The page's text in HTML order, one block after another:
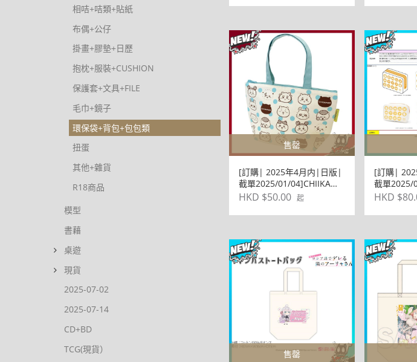
相咭+咭類+貼紙
布偶+公仔
掛畫+膠墊+日歷
抱枕+服裝+CUSHION
保護套+文具+FILE
毛巾+鏡子
環保袋+背包+包包類
扭蛋
其他+雜貨
R18商品
模型
書藉
桌遊
現貨
2025-07-02
2025-07-14
CD+BD
TCG(現貨）
公Ver.
吾郎Ver.
售罄
[訂購| 2025年4月内|日版|
截單2025/01/04]CHIIKAWA
LUNCH BAG TB-14
HKD $50.00 起
[訂購|
截單2025/
ンジョンサ
HKD
售罄